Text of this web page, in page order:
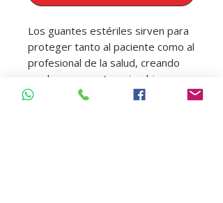
Los guantes estériles sirven para
proteger tanto al paciente como al
profesional de la salud, creando
una barrera contra microbios y
gérmenes en situaciones donde